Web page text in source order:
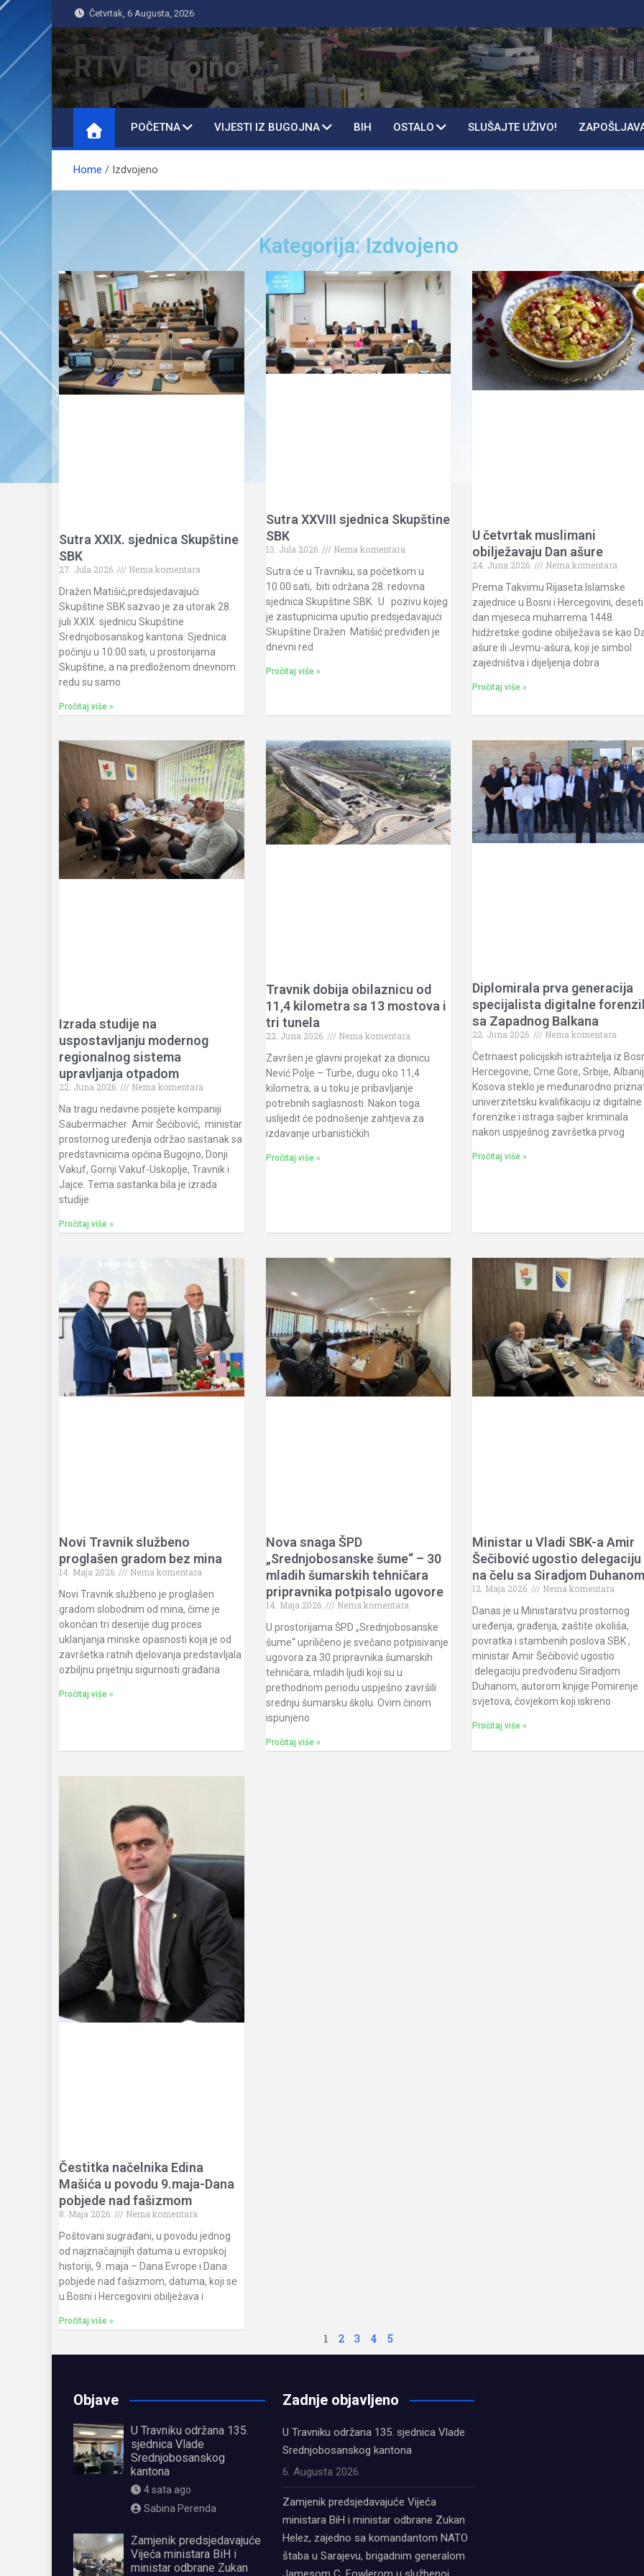
Četvrtak, 6 Augusta, 2026
RTV Bugojno
POČETNA VIJESTI IZ BUGOJNA BIH OSTALO SLUŠAJTE UŽIVO!
Home Izdvojeno
Kategorija: Izdvojeno
Sutra XXIX. sjednica Skupštine
SBK
27. Jula 2026.
Nema komentara
Dražen Matišić,predsjedavajući
Skupštine SBK sazvao je za utorak 28.
juli XXIX. sjednicu Skupštine
Srednjobosanskog kantona. Sjednica
počinju u 10:00 sati, u prostorijama
Skupštine, a na predloženom dnevnom
redu su samo
Pročitaj više »
Sutra XXVIII sjednica Skupštine
SBK
13. Jula 2026.
Nema komentara
Sutra će u Travniku, sa početkom u
10.00 sati, biti održana 28. redovna
sjednica Skupštine SBK. U pozivu kojeg
je zastupnicima uputio predsjedavajući
Skupštine Dražen Matišić predviđen je
dnevni red
Pročitaj više »
U četvrtak muslimani
obilježavaju Dan ašure
24. Juna 2026.
Nema komentara
Prema Takvimu Rijaseta Islamske
zajednice u Bosni i Hercegovini, deseti
dan mjeseca muharrema 1448.
hidžretske godine obilježava se kao
ašure ili Jevmu-ašura, koji je simbol
zajedništva i dijeljenja dobra
Pročitaj više »
Izrada studije na
uspostavljanju modernog
regionalnog sistema
upravljanja otpadom
22. Juna 2026.
Nema komentara
Na tragu nedavne posjete kompaniji
Saubermacher Amir Šećibović, ministar
prostornog uređenja održao sastanak sa
predstavnicima općina Bugojno, Donji
Vakuf, Gornji Vakuf-Uskoplje, Travnik i
Jajce. Tema sastanka bila je izrada
studije
Pročitaj više »
Travnik dobija obilaznicu od
11,4 kilometra sa 13 mostova i
tri tunela
22. Juna 2026.
Nema komentara
Završen je glavni projekat za dionicu
Nević Polje – Turbe, dugu oko 11,4
kilometra, a u toku je pribavljanje
potrebnih saglasnosti. Nakon toga
uslijedit će podnošenje zahtjeva za
izdavanje urbanističkih
Pročitaj više »
Diplomirala prva generacija
specijalista digitalne
sa Zapadnog Balkana
22. Juna 2026.
Nema komentara
Četrnaest policijskih istražitelja iz
Hercegovine, Crne Gore, Srbije,
Kosova steklo je međunarodno
univerzitetsku kvalifikaciju iz digitalne
forenzike i istraga sajber kriminala
nakon uspješnog završetka prvog
Pročitaj više »
Novi Travnik službeno
proglašen gradom bez mina
14. Maja 2026.
Nema komentara
Novi Travnik službeno je proglašen
gradom slobodnim od mina, čime je
okončan tri desenije dug proces
uklanjanja minske opasnosti koja je od
završetka ratnih djelovanja predstavljala
ozbiljnu prijetnju sigurnosti građana
Pročitaj više »
Nova snaga ŠPD
„Srednjobosanske šume“ – 30
mladih šumarskih tehničara
pripravnika potpisalo ugovore
14. Maja 2026.
Nema komentara
U prostorijama ŠPD „Srednjobosanske
šume“ upriličeno je svečano potpisivanje
ugovora za 30 pripravnika šumarskih
tehničara, mladih ljudi koji su u
prethodnom periodu uspješno završili
srednju šumarsku školu. Ovim činom
ispunjeno
Pročitaj više »
Ministar u Vladi SBK-a Amir
Šečibović ugostio delegaciju
na čelu sa Siradjom
12. Maja 2026.
Nema komentara
Danas je u Ministarstvu prostornog
uređenja, građenja, zaštite okoliša,
povratka i stambenih poslova SBK ,
ministar Amir Šečibović ugostio
delegaciju predvođenu Siradjom
Duhanom, autorom knjige Pomirenje
svjetova, čovjekom koji iskreno
Pročitaj više »
Čestitka načelnika Edina
Mašića u povodu 9.maja-Dana
pobjede nad fašizmom
8. Maja 2026.
Nema komentara
Poštovani sugrađani, u povodu jednog
od najznačajnijih datuma u evropskoj
historiji, 9. maja – Dana Evrope i Dana
pobjede nad fašizmom, datuma, koji se
u Bosni i Hercegovini obilježava i
Pročitaj više »
1 2 3 4 5
Objave
U Travniku održana 135.
sjednica Vlade
Srednjobosanskog
kantona
4 sata ago
Sabina Perenda
Zamjenik predsjedavajuće
Vijeća ministara BiH i
ministar odbrane Zukan
Zadnje objavljeno
U Travniku održana 135. sjednica Vlade
Srednjobosanskog kantona
6. Augusta 2026.
Zamjenik predsjedavajuće Vijeća
ministara BiH i ministar odbrane Zukan
Helez, zajedno sa komandantom NATO
štaba u Sarajevu, brigadnim generalom